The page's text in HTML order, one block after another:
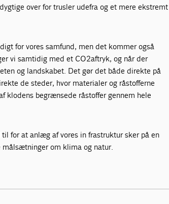
over for trusler udefra og et mere ekstremt
for vores samfund, men det kommer også
vi samtidig med et CO2­aftryk, og når der
og landskabet. Det gør det både direkte på
de steder, hvor materialer og råstofferne
klodens begrænsede råstoffer gennem hele
for at anlæg af vores in frastruktur sker på en
om klima og natur.